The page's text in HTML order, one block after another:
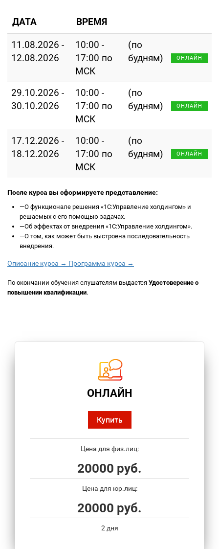
ДАТА ВРЕМЯ
11.08.2026 -
12.08.2026
10:00 -
17:00 по
МСК
(по
будням)
ОНЛАЙН
29.10.2026 -
30.10.2026
10:00 -
17:00 по
МСК
(по
будням)
ОНЛАЙН
17.12.2026 -
18.12.2026
10:00 -
17:00 по
МСК
(по
будням)
ОНЛАЙН
После курса вы сформируете представление:
—О функционале решения «1С:Управление холдингом» и
решаемых с его помощью задачах.
—Об эффектах от внедрения «1С:Управление холдингом».
—О том, как может быть выстроена последовательность
внедрения.
Описание курса → Программа курса →
По окончании обучения слушателям выдается Удостоверение о
повышении квалификации.
ОНЛАЙН
Купить
Цена для физ.лиц:
20000 руб.
Цена для юр.лиц:
20000 руб.
2 дня